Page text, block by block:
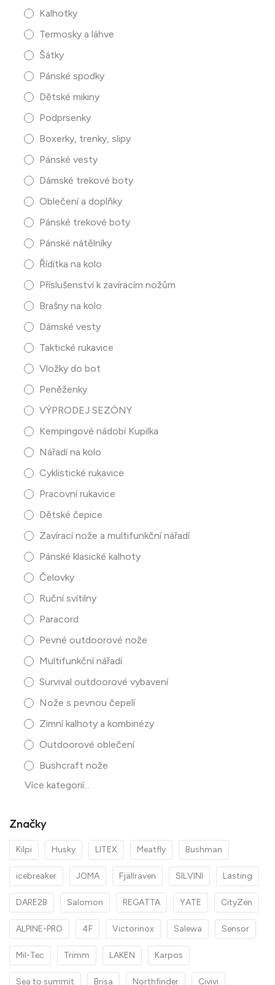
Kalhotky
Termosky a láhve
Šátky
Pánské spodky
Dětské mikiny
Podprsenky
Boxerky, trenky, slipy
Pánské vesty
Dámské trekové boty
Oblečení a doplňky
Pánské trekové boty
Pánské nátělníky
Řídítka na kolo
Příslušenství k zavíracím nožům
Brašny na kolo
Dámské vesty
Taktické rukavice
Vložky do bot
Peněženky
VÝPRODEJ SEZÓNY
Kempingové nádobí Kupilka
Nářadí na kolo
Cyklistické rukavice
Pracovní rukavice
Dětské čepice
Zavírací nože a multifunkční nářadí
Pánské klasické kalhoty
Čelovky
Ruční svítilny
Paracord
Pevné outdoorové nože
Multifunkční nářadí
Survival outdoorové vybavení
Nože s pevnou čepelí
Zimní kalhoty a kombinézy
Outdoorové oblečení
Bushcraft nože
Více kategorií...
Značky
Kilpi Husky LITEX Meatfly Bushman
icebreaker JOMA Fjällräven SILVINI Lasting
DARE2B Salomon REGATTA YATE CityZen
ALPINE-PRO 4F Victorinox Salewa Sensor
Mil-Tec Trimm LAKEN Karpos
Sea to summit Brisa Northfinder Civivi